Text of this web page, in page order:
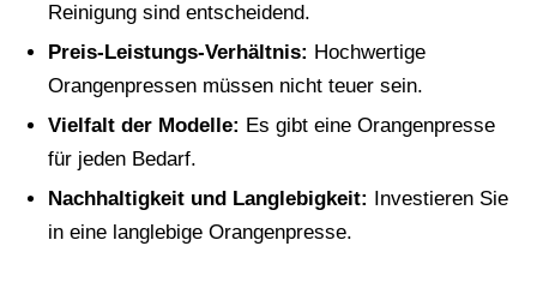
Reinigung sind entscheidend.
Preis-Leistungs-Verhältnis: Hochwertige
Orangenpressen müssen nicht teuer sein.
Vielfalt der Modelle: Es gibt eine Orangenpresse
für jeden Bedarf.
Nachhaltigkeit und Langlebigkeit:
Investieren Sie
in eine langlebige Orangenpresse.